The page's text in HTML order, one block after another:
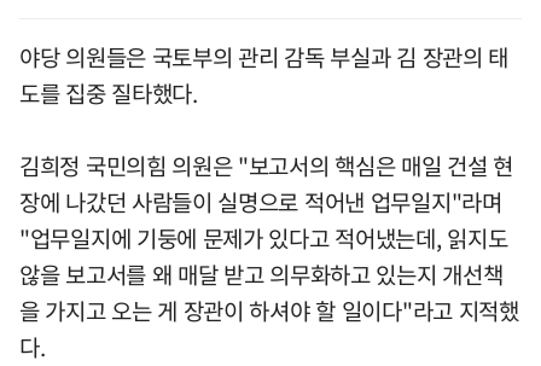
야당 의원들은 국토부의 관리 감독 부실과 김 장관의 태
도를 집중 질타했다.
김희정 국민의힘 의원은 "보고서의 핵심은 매일 건설 현
장에 나갔던 사람들이 실명으로 적어낸 업무일지"라며
"업무일지에 기둥에 문제가 있다고 적어냈는데, 읽지도
않을 보고서를 왜 매달 받고 의무화하고 있는지 개선책
을 가지고 오는 게 장관이 하셔야 할 일이다"라고 지적했
다.